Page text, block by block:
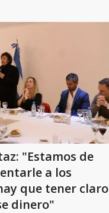
"Estamos de
a los
que tener claro
dinero"